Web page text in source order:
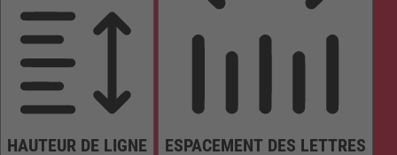
HAUTEUR DE LIGNE ESPACEMENT DES LETTRES